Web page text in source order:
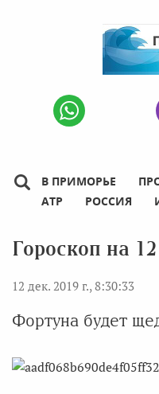
В ПРИМОРЬЕ
АТР
РОССИЯ
Гороскоп на
12 дек. 2019 г., 8:30:33
Фортуна будет